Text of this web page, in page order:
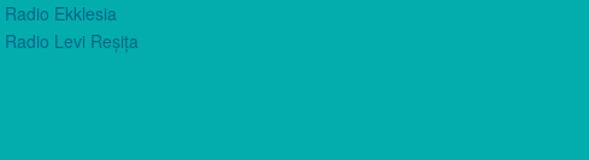
Radio Ekklesia
Radio Levi Reşiţa